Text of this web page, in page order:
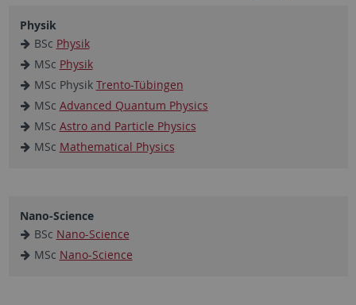
Physik
BSc Physik
MSc Physik
MSc Physik Trento-Tübingen
MSc Advanced Quantum Physics
MSc Astro and Particle Physics
MSc Mathematical Physics
Nano-Science
BSc Nano-Science
MSc Nano-Science